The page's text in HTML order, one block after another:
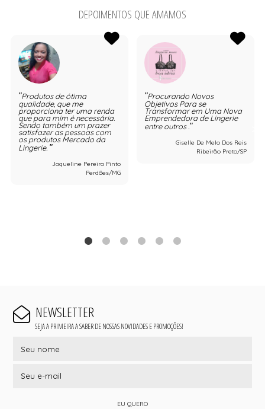
DEPOIMENTOS QUE AMAMOS
Produtos de ótima
qualidade, que me
proporciona ter uma renda
que para mim é necessária.
Sendo também um prazer
satisfazer as pessoas com
os produtos Mercado da
Lingerie.
Jaqueline Pereira Pinto
Perdões/MG
Procurando Novos
Objetivos Para se
Transformar em Uma Nova
Emprendedora de Lingerie
entre outros .
Giselle De Melo Dos Reis
Ribeirão Preto/SP
NEWSLETTER
SEJA A PRIMEIRA A SABER DE NOSSAS NOVIDADES E PROMOÇÕES!
EU QUERO